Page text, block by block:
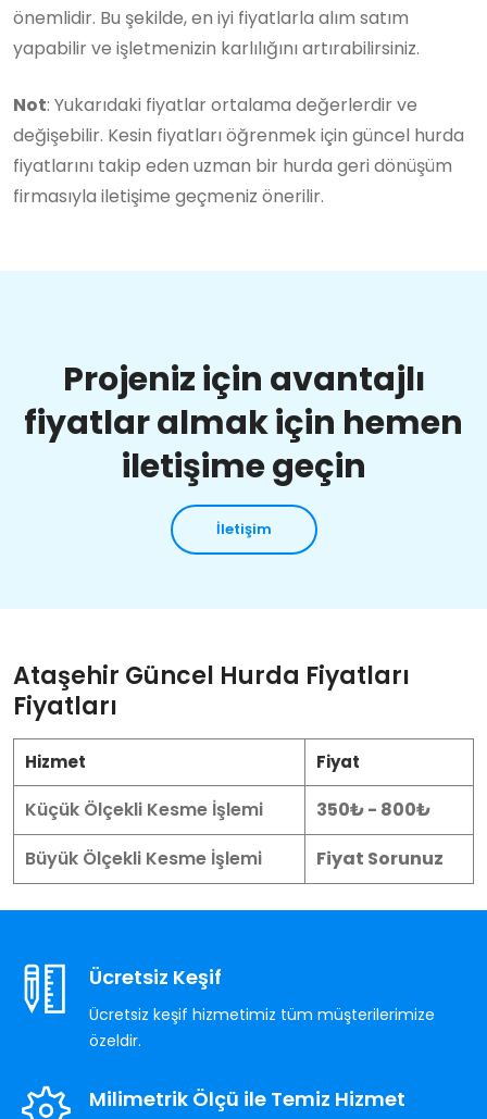
önemlidir. Bu şekilde, en iyi fiyatlarla alım satım
yapabilir ve işletmenizin karlılığını artırabilirsiniz.
Not: Yukarıdaki fiyatlar ortalama değerlerdir ve
değişebilir. Kesin fiyatları öğrenmek için güncel hurda
fiyatlarını takip eden uzman bir hurda geri dönüşüm
firmasıyla iletişime geçmeniz önerilir.
Projeniz için avantajlı
fiyatlar almak için hemen
iletişime geçin
İletişim
Ataşehir Güncel Hurda Fiyatları
Fiyatları
Hizmet Fiyat
Küçük Ölçekli Kesme İşlemi
350₺ - 800₺
Büyük Ölçekli Kesme İşlemi
Fiyat Sorunuz
Ücretsiz Keşif
Ücretsiz keşif hizmetimiz tüm müşterilerimize
özeldir.
Milimetrik Ölçü ile Temiz Hizmet